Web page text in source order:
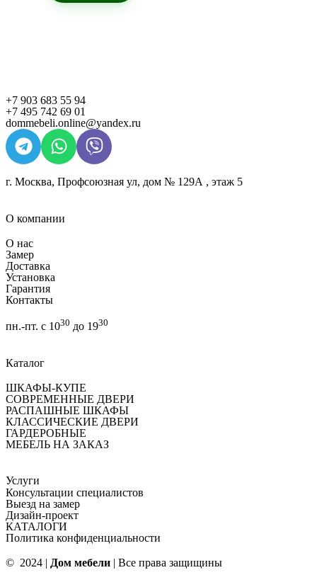
+7 903 683 55 94
+7 495 742 69 01
dommebeli.online@yandex.ru
г. Москва, Профсоюзная ул, дом № 129А , этаж 5
О компании
О нас
Замер
Доставка
Установка
Гарантия
Контакты
пн.-пт. с 1030 до 1930
Каталог
ШКАФЫ-КУПЕ
СОВРЕМЕННЫЕ ДВЕРИ
РАСПАШНЫЕ ШКАФЫ
КЛАССИЧЕСКИЕ ДВЕРИ
ГАРДЕРОБНЫЕ
МЕБЕЛЬ НА ЗАКАЗ
Услуги
Консультации специалистов
Выезд на замер
Дизайн-проект
КАТАЛОГИ
Политика конфиденциальности
© 2024 | Дом мебели | Все права защищины